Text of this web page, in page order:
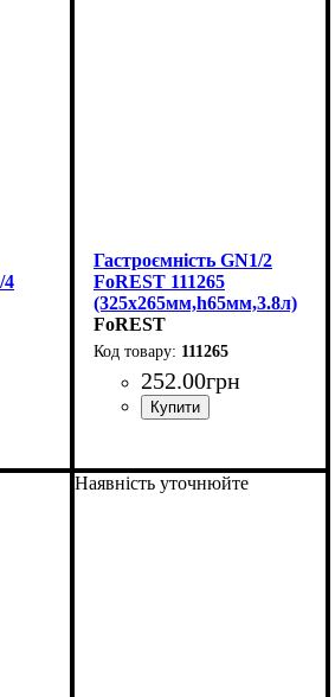
4
Гастроємність GN1/2
FoREST 111265
(325х265мм,h65мм,3.8л)
FoREST
111265
252.00грн
Наявність уточнюйте